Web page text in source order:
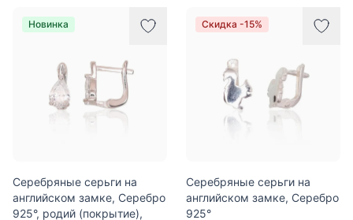
Новинка
Серебряные серьги на
английском замке, Серебро
925°, родий (покрытие),
Скидка -15%
Серебряные серьги на
английском замке, Серебро
925°